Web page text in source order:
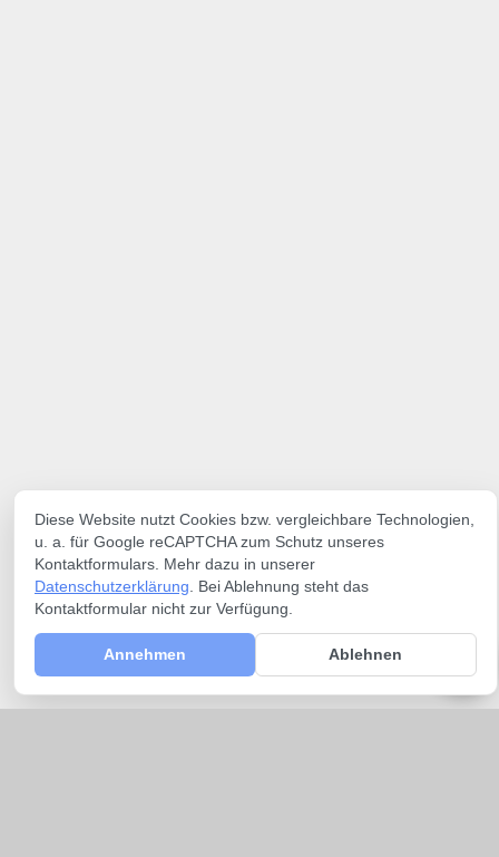
Diese Website nutzt Cookies bzw. vergleichbare Technologien,
u. a. für Google reCAPTCHA zum Schutz unseres
Kontaktformulars. Mehr dazu in unserer
Datenschutzerklärung . Bei Ablehnung steht das
Kontaktformular nicht zur Verfügung.
Annehmen Ablehnen